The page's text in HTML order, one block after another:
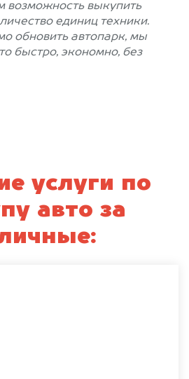
возможность выкупить
единиц техники.
обновить автопарк, мы
быстро, экономно, без
услуги по
авто за